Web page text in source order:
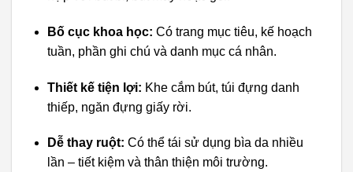
Bố cục khoa học: Có trang mục tiêu, kế hoạch
tuần, phần ghi chú và danh mục cá nhân.
Thiết kế tiện lợi: Khe cắm bút, túi đựng danh
thiếp, ngăn đựng giấy rời.
Dễ thay ruột: Có thể tái sử dụng bìa da nhiều
lần – tiết kiệm và thân thiện môi trường.